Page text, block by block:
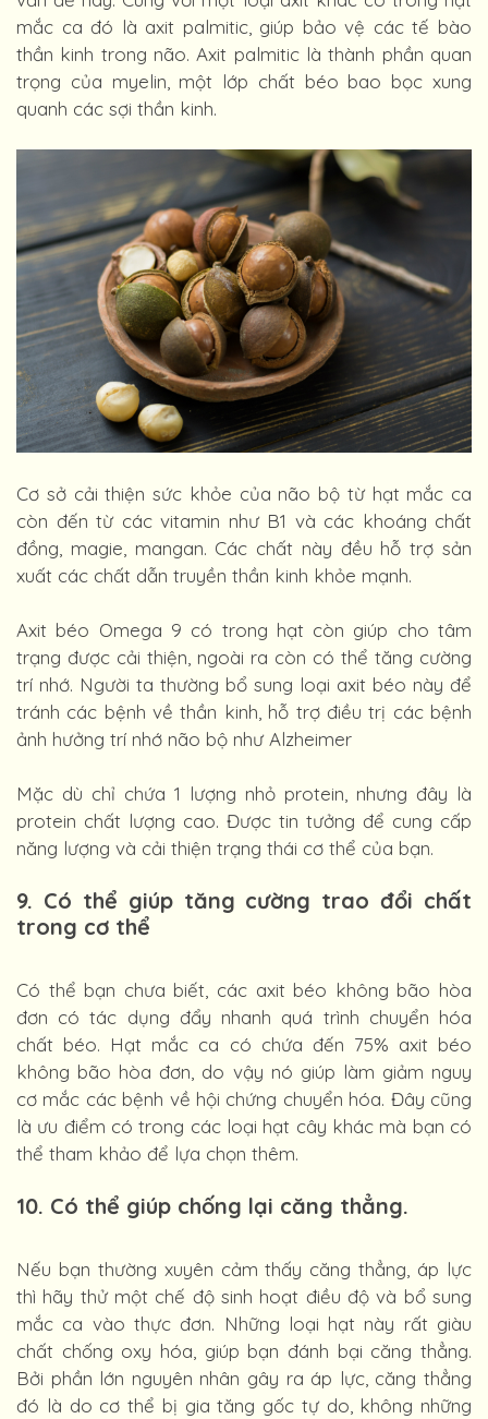
mắc ca đó là axit palmitic, giúp bảo vệ các tế bào
thần kinh trong não. Axit palmitic là thành phần quan
trọng của myelin, một lớp chất béo bao bọc xung
quanh các sợi thần kinh.
Cơ sở cải thiện sức khỏe của não bộ từ hạt mắc ca
còn đến từ các vitamin như B1 và các khoáng chất
đồng, magie, mangan. Các chất này đều hỗ trợ sản
xuất các chất dẫn truyền thần kinh khỏe mạnh.
Axit béo Omega 9 có trong hạt còn giúp cho tâm
trạng được cải thiện, ngoài ra còn có thể tăng cường
trí nhớ. Người ta thường bổ sung loại axit béo này để
tránh các bệnh về thần kinh, hỗ trợ điều trị các bệnh
ảnh hưởng trí nhớ não bộ như Alzheimer
Mặc dù chỉ chứa 1 lượng nhỏ protein, nhưng đây là
protein chất lượng cao. Được tin tưởng để cung cấp
năng lượng và cải thiện trạng thái cơ thể của bạn.
9. Có thể giúp tăng cường trao đổi chất
trong cơ thể
Có thể bạn chưa biết, các axit béo không bão hòa
đơn có tác dụng đẩy nhanh quá trình chuyển hóa
chất béo. Hạt mắc ca có chứa đến 75% axit béo
không bão hòa đơn, do vậy nó giúp làm giảm nguy
cơ mắc các bệnh về hội chứng chuyển hóa. Đây cũng
là ưu điểm có trong các loại hạt cây khác mà bạn có
thể tham khảo để lựa chọn thêm.
10. Có thể giúp chống lại căng thẳng.
Nếu bạn thường xuyên cảm thấy căng thẳng, áp lực
thì hãy thử một chế độ sinh hoạt điều độ và bổ sung
mắc ca vào thực đơn. Những loại hạt này rất giàu
chất chống oxy hóa, giúp bạn đánh bại căng thẳng.
Bởi phần lớn nguyên nhân gây ra áp lực, căng thẳng
đó là do cơ thể bị gia tăng gốc tự do, không những